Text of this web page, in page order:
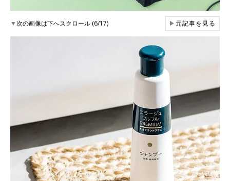
▼次の画像は下へスクロール (6/17) ▶元記事を見る